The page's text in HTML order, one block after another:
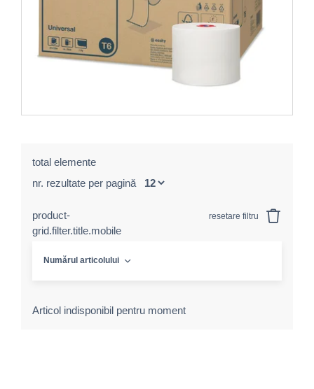
total elemente
nr. rezultate per pagină
product-
grid.filter.title.mobile
resetare filtru
Numărul articolului
Articol indisponibil pentru moment